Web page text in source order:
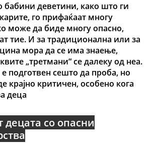
бабини деветини, како што ги
го прифаќаат многу
може да биде многу опасно,
тие. И за традиционална или за
мора да се има знаење,
„третмани“ се далеку од неа.
подготвен сешто да проба, но
крајно критичен, особено кога
деца
децата со опасни